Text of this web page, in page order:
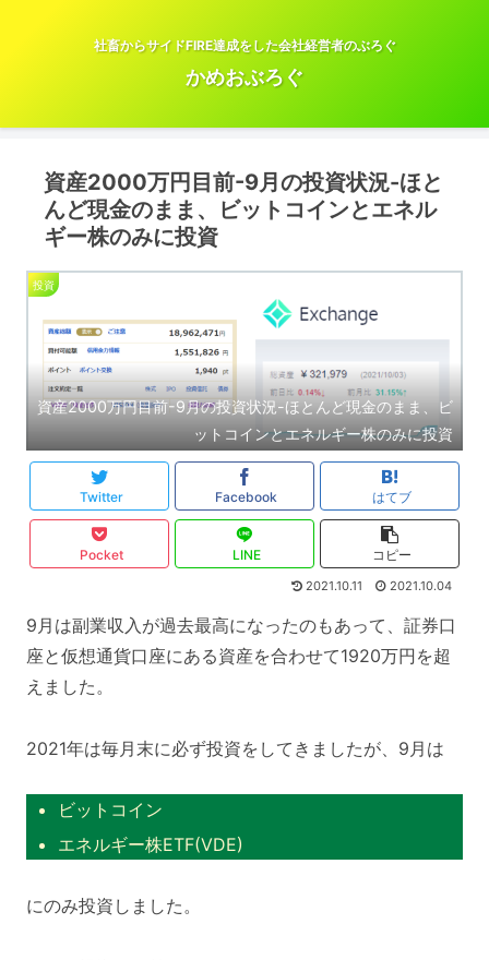
社畜からサイドFIRE達成をした会社経営者のぶろぐ
かめおぶろぐ
資産2000万円目前-9月の投資状況-ほと
んど現金のまま、ビットコインとエネル
ギー株のみに投資
投資
資産2000万円目前-9月の投資状況-ほとんど現金のまま、ビ
ットコインとエネルギー株のみに投資
Twitter Facebook はてブ
Pocket LINE コピー
2021.10.11 2021.10.04
9月は副業収入が過去最高になったのもあって、証券口
座と仮想通貨口座にある資産を合わせて1920万円を超
えました。
2021年は毎月末に必ず投資をしてきましたが、9月は
ビットコイン
エネルギー株ETF(VDE)
にのみ投資しました。